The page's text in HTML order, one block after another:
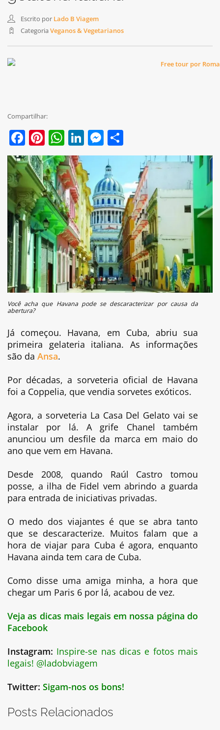
Escrito por Lado B Viagem
Categoria Veganos & Vegetarianos
Compartilhar:
Facebook
Pinterest
WhatsApp
LinkedIn
Messenger
Você acha que Havana pode se descaracterizar por causa da
abertura?
Já começou. Havana, em Cuba, abriu sua
primeira gelateria italiana. As informações
são da Ansa.
Por décadas, a sorveteria oficial de Havana
foi a Coppelia, que vendia sorvetes exóticos.
Agora, a sorveteria La Casa Del Gelato vai se
instalar por lá. A grife Chanel também
anunciou um desfile da marca em maio do
ano que vem em Havana.
Desde 2008, quando Raúl Castro tomou
posse, a ilha de Fidel vem abrindo a guarda
para entrada de iniciativas privadas.
O medo dos viajantes é que se abra tanto
que se descaracterize. Muitos falam que a
hora de viajar para Cuba é agora, enquanto
Havana ainda tem cara de Cuba.
Como disse uma amiga minha, a hora que
chegar um Paris 6 por lá, acabou de vez.
Veja as dicas mais legais em nossa página do
Facebook
Instagram: Inspire-se nas dicas e fotos mais
legais! @ladobviagem
Twitter: Sigam-nos os bons!
Posts Relacionados